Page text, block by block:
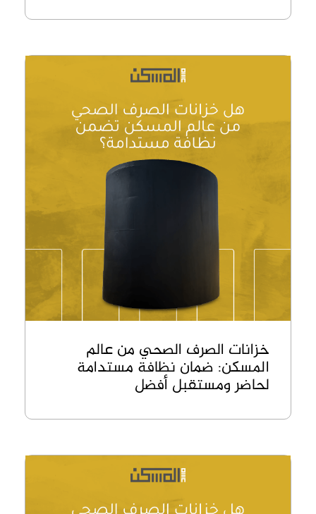
خزانات الصرف الصحي من عالم
المسكن: ضمان نظافة مستدامة
لحاضر ومستقبل أفضل